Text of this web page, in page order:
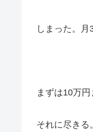
しまった。月
まずは10万円
それに尽きる。